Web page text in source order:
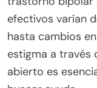
efectivos varían
hasta cambios
estigma a través
abierto es